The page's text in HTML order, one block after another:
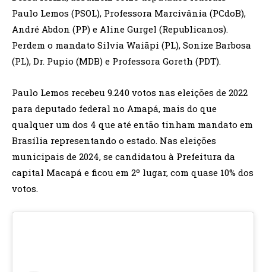
Paulo Lemos (PSOL), Professora Marcivânia (PCdoB),
André Abdon (PP) e Aline Gurgel (Republicanos).
Perdem o mandato Silvia Waiãpi (PL), Sonize Barbosa
(PL), Dr. Pupio (MDB) e Professora Goreth (PDT).
Paulo Lemos recebeu 9.240 votos nas eleições de 2022
para deputado federal no Amapá, mais do que
qualquer um dos 4 que até então tinham mandato em
Brasília representando o estado. Nas eleições
municipais de 2024, se candidatou à Prefeitura da
capital Macapá e ficou em 2º lugar, com quase 10% dos
votos.